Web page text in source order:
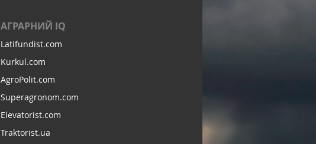
АГРАРНИЙ IQ
Latifundist.com
Kurkul.com
AgroPolit.com
Superagronom.com
Elevatorist.com
Traktorist.ua